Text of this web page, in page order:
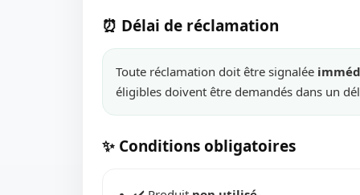
⏰ Délai de réclamation
Toute réclamation doit être signalée
éligibles doivent être demandés dans un
✨ Conditions obligatoires